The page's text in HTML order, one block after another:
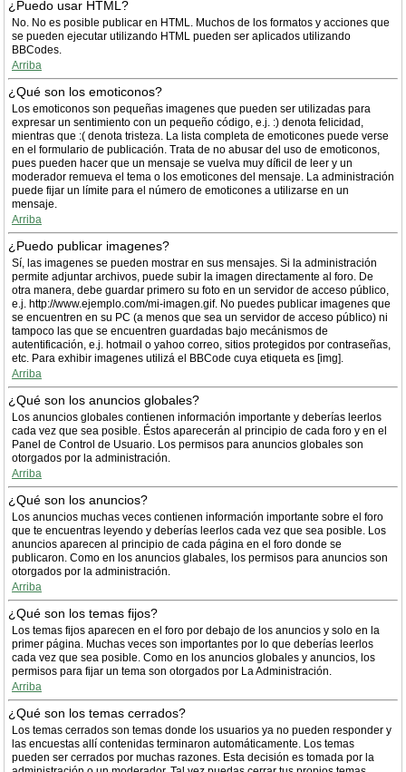
¿Puedo usar HTML?
No. No es posible publicar en HTML. Muchos de los formatos y acciones que
se pueden ejecutar utilizando HTML pueden ser aplicados utilizando
BBCodes.
Arriba
¿Qué son los emoticonos?
Los emoticonos son pequeñas imagenes que pueden ser utilizadas para
expresar un sentimiento con un pequeño código, e.j. :) denota felicidad,
mientras que :( denota tristeza. La lista completa de emoticones puede verse
en el formulario de publicación. Trata de no abusar del uso de emoticonos,
pues pueden hacer que un mensaje se vuelva muy díficil de leer y un
moderador remueva el tema o los emoticones del mensaje. La administración
puede fijar un límite para el número de emoticones a utilizarse en un
mensaje.
Arriba
¿Puedo publicar imagenes?
Sí, las imagenes se pueden mostrar en sus mensajes. Si la administración
permite adjuntar archivos, puede subir la imagen directamente al foro. De
otra manera, debe guardar primero su foto en un servidor de acceso público,
e.j. http://www.ejemplo.com/mi-imagen.gif. No puedes publicar imagenes que
se encuentren en su PC (a menos que sea un servidor de acceso público) ni
tampoco las que se encuentren guardadas bajo mecánismos de
autentificación, e.j. hotmail o yahoo correo, sitios protegidos por contraseñas,
etc. Para exhibir imagenes utilizá el BBCode cuya etiqueta es [img].
Arriba
¿Qué son los anuncios globales?
Los anuncios globales contienen información importante y deberías leerlos
cada vez que sea posible. Éstos aparecerán al principio de cada foro y en el
Panel de Control de Usuario. Los permisos para anuncios globales son
otorgados por la administración.
Arriba
¿Qué son los anuncios?
Los anuncios muchas veces contienen información importante sobre el foro
que te encuentras leyendo y deberías leerlos cada vez que sea posible. Los
anuncios aparecen al principio de cada página en el foro donde se
publicaron. Como en los anuncios glabales, los permisos para anuncios son
otorgados por la administración.
Arriba
¿Qué son los temas fijos?
Los temas fijos aparecen en el foro por debajo de los anuncios y solo en la
primer página. Muchas veces son importantes por lo que deberías leerlos
cada vez que sea posible. Como en los anuncios globales y anuncios, los
permisos para fijar un tema son otorgados por La Administración.
Arriba
¿Qué son los temas cerrados?
Los temas cerrados son temas donde los usuarios ya no pueden responder y
las encuestas allí contenidas terminaron automáticamente. Los temas
pueden ser cerrados por muchas razones. Esta decisión es tomada por la